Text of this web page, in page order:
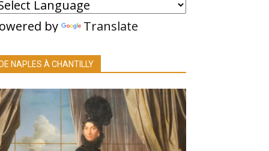
by Translate
NAPLES À CHANTILLY